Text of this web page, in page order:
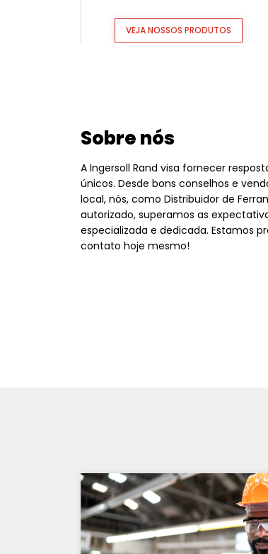
VEJA NOSSOS PRODUTOS
Sobre nós
A Ingersoll Rand visa fornecer
únicos. Desde bons conselhos e
local, nós, como Distribuidor de
autorizado, superamos as
especializada e dedicada. Estamos
contato hoje mesmo!